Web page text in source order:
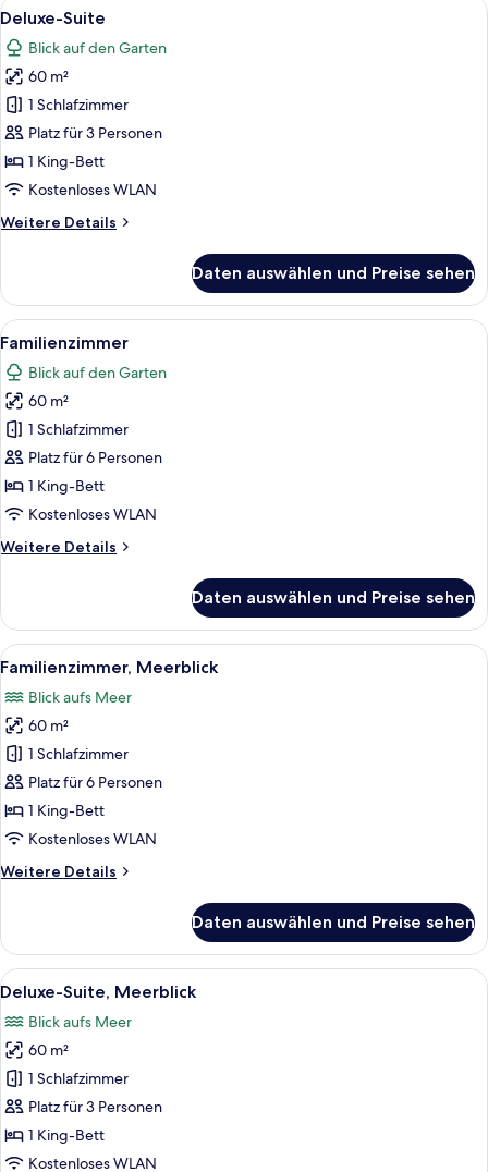
Alle
Fotos
für
Deluxe-
Suite
anzeigen
3
Deluxe-Suite
Blick auf den Garten
60 m²
1 Schlafzimmer
Platz für 3 Personen
1 King-Bett
Kostenloses WLAN
Weitere Details
Weitere
Suite
Daten auswählen und Preise sehen
Alle
Fotos
für
Familienzimmer
anzeigen
Ein Hotelzimmer mit zwei Betten,
4
Familienzimmer
Blick auf den Garten
60 m²
1 Schlafzimmer
Platz für 6 Personen
1 King-Bett
Kostenloses WLAN
Weitere Details
Weitere
Daten auswählen und Preise sehen
Alle
Fotos
für
Familienzimmer,
Meerblick
anzeigen
Ein Hotelzimmer mit zwei Betten,
5
Familienzimmer, Meerblick
Blick aufs Meer
60 m²
1 Schlafzimmer
Platz für 6 Personen
1 King-Bett
Kostenloses WLAN
Weitere Details
Weitere
Meerblick
Daten auswählen und Preise sehen
Alle
Fotos
für
Deluxe-
Suite,
Meerblick
anzeigen
Ein Hotelzimmer mit einem Bett,
5
Deluxe-Suite, Meerblick
Blick aufs Meer
60 m²
1 Schlafzimmer
Platz für 3 Personen
1 King-Bett
Kostenloses WLAN